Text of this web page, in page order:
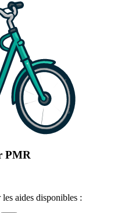
PMR
aides disponibles :